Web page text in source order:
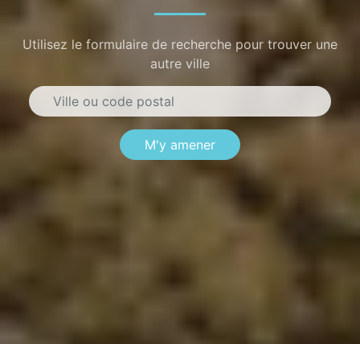
Utilisez le formulaire de recherche pour trouver une
autre ville
M'y amener